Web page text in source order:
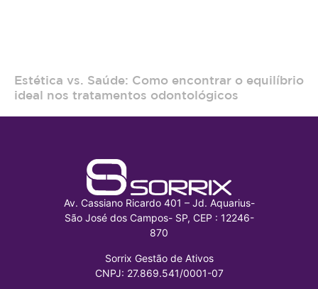
Estética vs. Saúde: Como encontrar o equilíbrio
ideal nos tratamentos odontológicos
Av. Cassiano Ricardo 401 – Jd. Aquarius-
São José dos Campos- SP, CEP : 12246-
870
Sorrix Gestão de Ativos
CNPJ: 27.869.541/0001-07